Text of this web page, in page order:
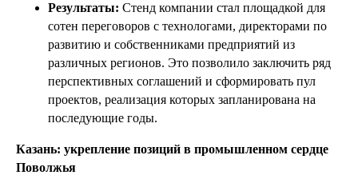
Результаты: Стенд компании стал площадкой для
сотен переговоров с технологами, директорами по
развитию и собственниками предприятий из
различных регионов. Это позволило заключить ряд
перспективных соглашений и сформировать пул
проектов, реализация которых запланирована на
последующие годы.
Казань: укрепление позиций в промышленном сердце
Поволжья